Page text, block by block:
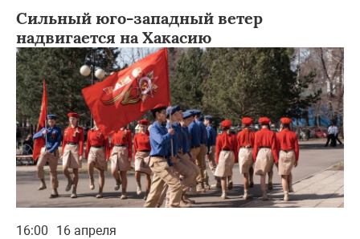
Сильный юго-западный ветер
надвигается на Хакасию
16:00 16 апреля